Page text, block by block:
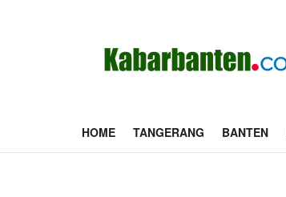
HOME TANGERANG BANTEN